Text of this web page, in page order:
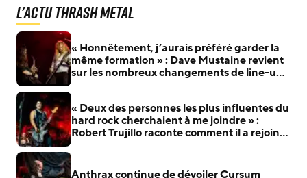
L'actu Thrash Metal
« Honnêtement, j’aurais préféré garder la
même formation » : Dave Mustaine revient
sur les nombreux changements de line-up
« Deux des personnes les plus influentes du
hard rock cherchaient à me joindre » :
Robert Trujillo raconte comment il a rejoint
Anthrax continue de dévoiler Cursum